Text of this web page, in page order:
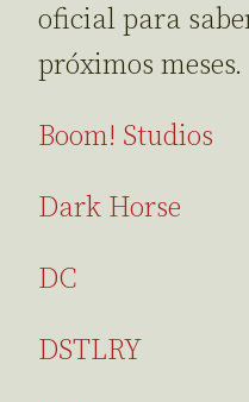
oficial para
próximos meses.
Boom! Studios
Dark Horse
DC
DSTLRY